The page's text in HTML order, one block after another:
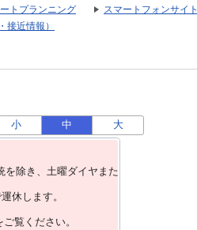
トプランニング
スマートフォンサイト
接近情報）
小 中 大
除き、⼟曜ダイヤまた
休します。
ご覧ください。